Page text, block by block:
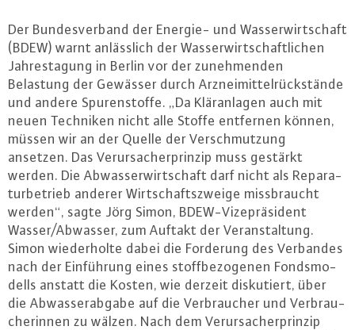
Der Bun­des­ver­band der Energie- und Was­ser­wirt­schaft
(BDEW) warnt an­läss­lich der Was­ser­wirt­schaft­li­chen
Jah­res­ta­gung in Berlin vor der zu­neh­men­den
Belastung der Gewässer durch Arz­nei­mit­tel­rück­stän­de
und andere Spu­ren­stof­fe. „Da Klär­an­la­gen auch mit
neuen Techniken nicht alle Stoffe entfernen können,
müssen wir an der Quelle der Ver­schmut­zung
ansetzen. Das Ver­ur­sa­cher­prin­zip muss gestärkt
werden. Die Ab­was­ser­wirt­schaft darf nicht als Re­pa­ra­
tur­be­trieb anderer Wirt­schafts­zwei­ge miss­braucht
werden“, sagte Jörg Simon, BDEW-Vi­ze­prä­si­dent
Wasser/Abwasser, zum Auftakt der Ver­an­stal­tung.
Simon wie­der­hol­te dabei die Forderung des Verbandes
nach der Ein­füh­rung eines stoff­be­zo­ge­nen Fonds­mo­
dells anstatt die Kosten, wie derzeit dis­ku­tiert, über
die Ab­was­ser­ab­ga­be auf die Ver­brau­cher und Ver­brau­
che­rin­nen zu wälzen. Nach dem Ver­ur­sa­cher­prin­zip